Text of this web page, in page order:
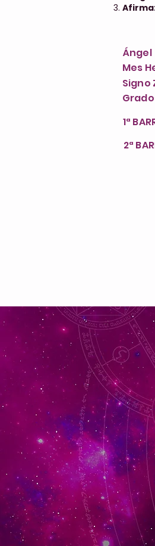
Ángel
Signo
Mes
1ª
2ª